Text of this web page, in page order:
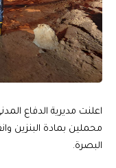
اعلنت مديرية الدفاع
محملين بمادة البنزين
البصرة.